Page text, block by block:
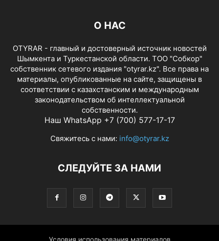
О НАС
OTYRAR - главный и достоверный источник новостей
Шымкента и Туркестанской области. ТОО "Собкор"
собственник сетевого издания "otyrar.kz". Все права на
материалы, опубликованные на сайте, защищены в
соответствии с казахстанским и международным
законодательством об интеллектуальной
собственности.
Наш WhatsApp +7 (700) 577-17-17
Свяжитесь с нами: info@otyrar.kz
СЛЕДУЙТЕ ЗА НАМИ
Условия использования материалов